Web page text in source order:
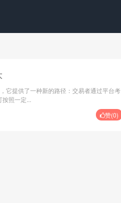
它提供了一种新的路径：交易者通过平台考
照一定...
赞(0)